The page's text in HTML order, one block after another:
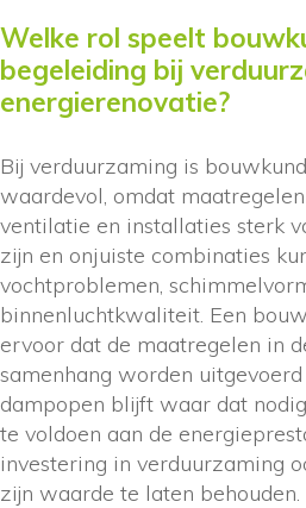
Welke rol speelt
begeleiding bij
energierenovatie?
Bij verduurzaming is
waardevol, omdat
ventilatie en installaties sterk
zijn en onjuiste combinaties
vochtproblemen,
binnenluchtkwaliteit. Een
ervoor dat de maatregelen in
samenhang worden
dampopen blijft waar dat
te voldoen aan de
investering in verduurzaming
zijn waarde te laten behouden.